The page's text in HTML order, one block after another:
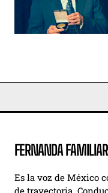
FERNANDA FAMILIAR
Es la voz de México
de trayectoria.